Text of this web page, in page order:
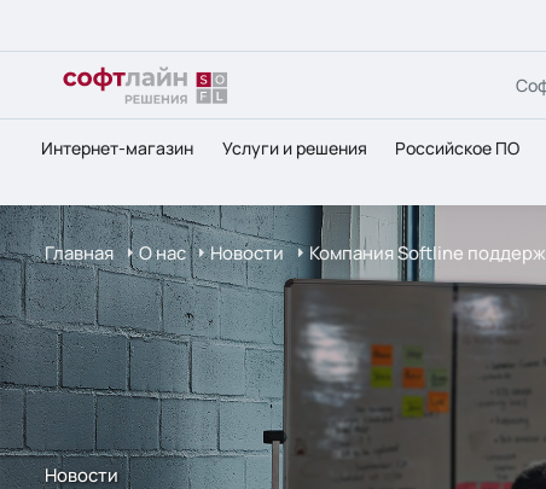
Интернет-магазин Услуги и решения Российское ПО
Главная О нас Новости Компания Softline
Новости